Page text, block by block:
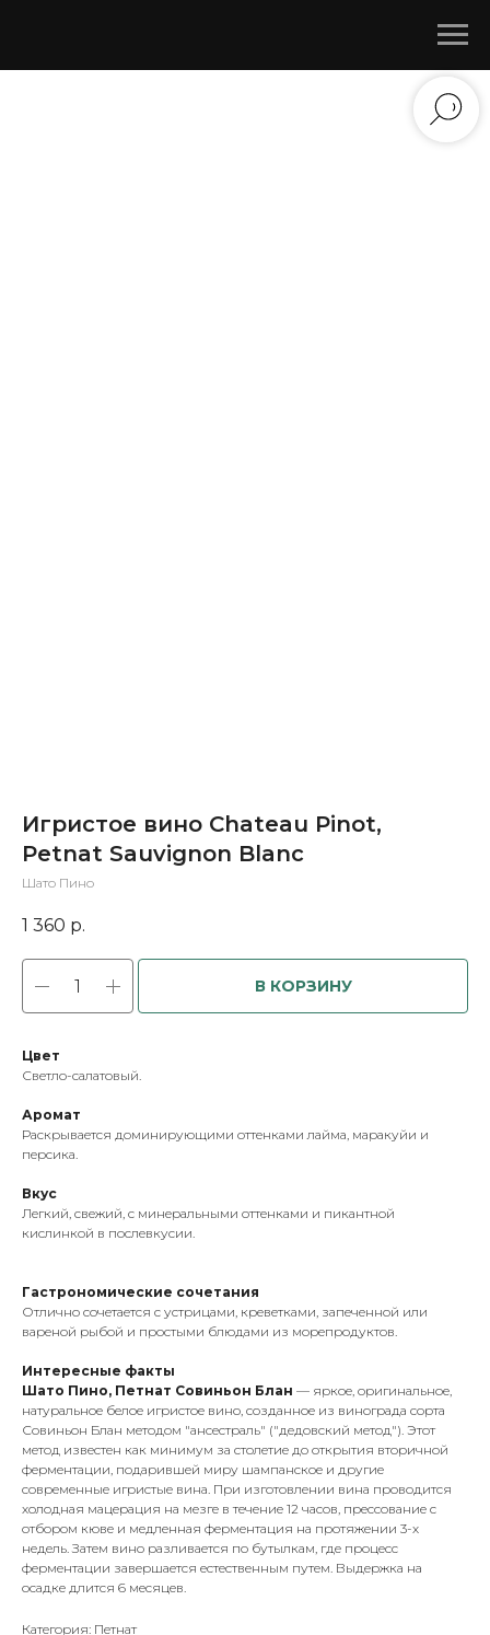
Игристое вино Chateau Pinot,
Petnat Sauvignon Blanc
Шато Пино
1 360 р.
В КОРЗИНУ
Цвет
Светло-салатовый.
Аромат
Раскрывается доминирующими оттенками лайма, маракуйи и
персика.
Вкус
Легкий, свежий, с минеральными оттенками и пикантной
кислинкой в послевкусии.
Гастрономические сочетания
Отлично сочетается с устрицами, креветками, запеченной или
вареной рыбой и простыми блюдами из морепродуктов.
Интересные факты
Шато Пино, Петнат Совиньон Блан — яркое, оригинальное,
натуральное белое игристое вино, созданное из винограда сорта
Совиньон Блан методом "ансестраль" ("дедовский метод"). Этот
метод известен как минимум за столетие до открытия вторичной
ферментации, подарившей миру шампанское и другие
современные игристые вина. При изготовлении вина проводится
холодная мацерация на мезге в течение 12 часов, прессование с
отбором кюве и медленная ферментация на протяжении 3-х
недель. Затем вино разливается по бутылкам, где процесс
ферментации завершается естественным путем. Выдержка на
осадке длится 6 месяцев.
Категория: Петнат